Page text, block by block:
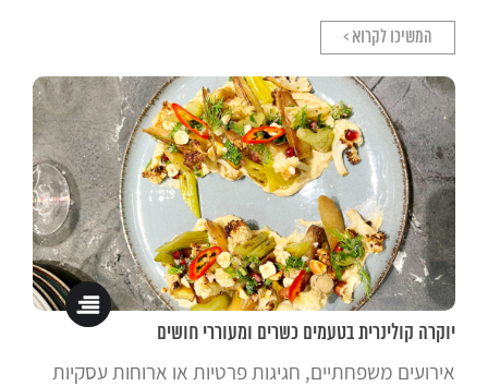
המשיכו לקרוא >
יוקרה קולינרית בטעמים כשרים ומעוררי חושים
אירועים משפחתיים, חגיגות פרטיות או ארוחות עסקיות